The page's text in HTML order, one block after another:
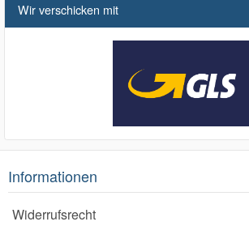
Wir verschicken mit
Informationen
Widerrufsrecht